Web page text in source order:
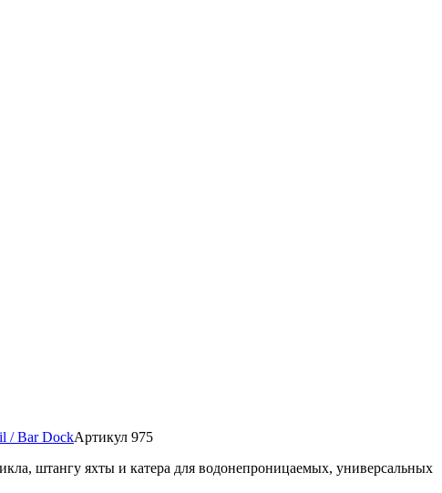
/ Bar DockАртикул 975
штангу яхты и катера для водонепроницаемых, универсальных